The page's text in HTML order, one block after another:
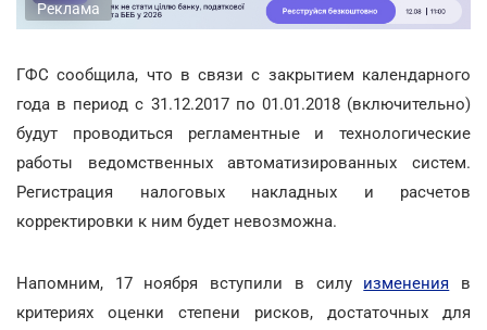
Реклама
ГФС сообщила, что в связи с закрытием календарного
года в период с 31.12.2017 по 01.01.2018 (включительно)
будут проводиться регламентные и технологические
работы ведомственных автоматизированных систем.
Регистрация налоговых накладных и расчетов
корректировки к ним будет невозможна.
Напомним, 17 ноября вступили в силу изменения в
критериях оценки степени рисков, достаточных для